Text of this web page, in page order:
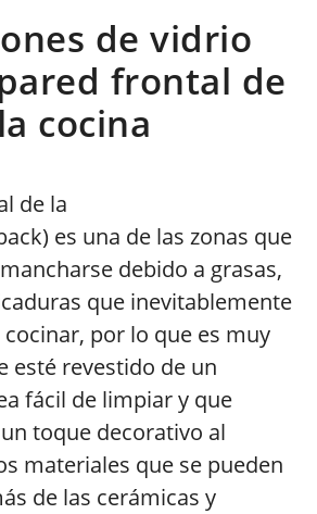
de vidrio
frontal de
la cocina
de la
es una de las zonas que
debido a grasas,
que inevitablemente
por lo que es muy
esté revestido de un
fácil de limpiar y que
toque decorativo al
materiales que se pueden
de las cerámicas y